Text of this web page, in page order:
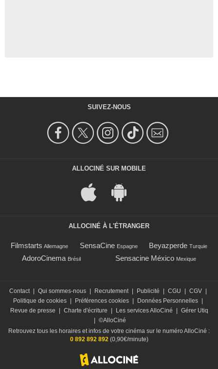
SUIVEZ-NOUS
ALLOCINÉ SUR MOBILE
ALLOCINÉ À L'ÉTRANGER
Filmstarts Allemagne SensaCine Espagne Beyazperde Turquie
AdoroCinema Brésil Sensacine México Mexique
Contact | Qui sommes-nous | Recrutement | Publicité | CGU | CGV |
Politique de cookies | Préférences cookies | Données Personnelles |
Revue de presse
| Charte d'écriture | Les services AlloCiné | Gérer Utiq
| ©AlloCiné
Retrouvez tous les horaires et infos de votre cinéma sur le numéro AlloCiné :
0 892 892 892 (0,90€/minute)